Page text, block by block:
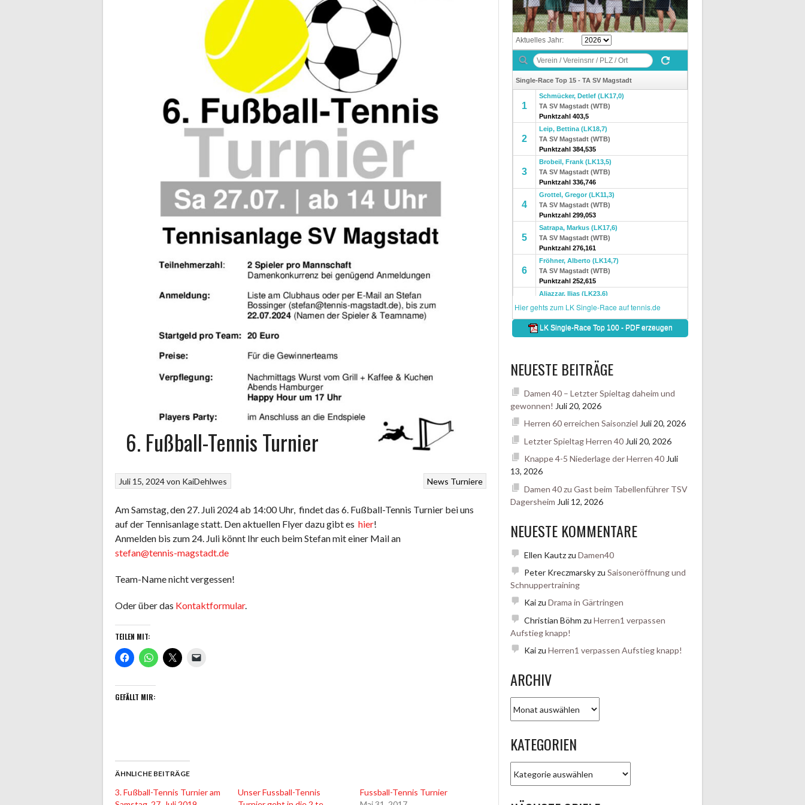
6. Fußball-Tennis Turnier
News Turniere
Juli 15, 2024von KaiDehlwes
Am Samstag, den 27. Juli 2024 ab 14:00 Uhr, findet das 6. Fußball-Tennis Turnier bei uns
auf der Tennisanlage statt. Den aktuellen Flyer dazu gibt es hier!
Anmelden bis zum 24. Juli könnt Ihr euch beim Stefan mit einer Mail an
stefan@tennis-magstadt.de
Team-Name nicht vergessen!
Oder über das Kontaktformular.
TEILEN MIT:
GEFÄLLT MIR:
ÄHNLICHE BEITRÄGE
3. Fußball-Tennis Turnier am
Unser Fussball-Tennis
Fussball-Tennis Turnier
NEUESTE BEITRÄGE
Damen 40 – Letzter Spieltag daheim und
gewonnen! Juli 20, 2026
Herren 60 erreichen Saisonziel Juli 20, 2026
Letzter Spieltag Herren 40 Juli 20, 2026
Knappe 4-5 Niederlage der Herren 40 Juli
13, 2026
Damen 40 zu Gast beim Tabellenführer TSV
Dagersheim Juli 12, 2026
NEUESTE KOMMENTARE
Ellen Kautzzu Damen40
Peter Kreczmarskyzu Saisoneröffnung und
Schnuppertraining
Kaizu Drama in Gärtringen
Christian Böhm zu Herren1 verpassen
Aufstieg knapp!
Kaizu Herren1 verpassen Aufstieg knapp!
ARCHIV
KATEGORIEN